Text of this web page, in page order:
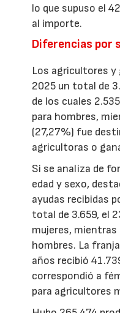
lo que supuso el
al importe.
Diferencias por
Los agricultores y
2025 un total de
de los cuales
para hombres,
(27,27%) fue
agricultoras o
Si se analiza de
edad y sexo,
ayudas recibidas
total de 3.659, el
mujeres, mientras
hombres. La
años recibió
correspondió a
para agricultores